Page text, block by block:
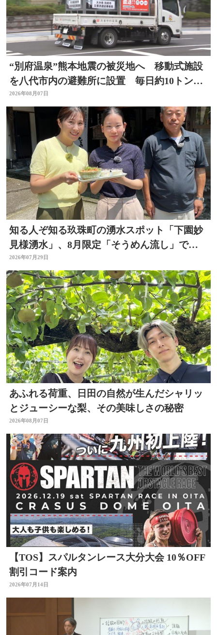
“別府温泉”熊本地震の被災地へ 移動式施設
を八代市内の避難所に設置 毎日約10トンの
温泉届ける 大分
2026年08月07日
知る人ぞ知る玖珠町の湧水スポット「下園妙
見様湧水」、8月限定「そうめん流し」で涼
を求めて
2026年07月29日
あふれる荷重、日田の自然が生んだシャリッ
とジューシーな梨、その美味しさの秘密
2026年08月07日
【TOS】スパルタンレース大分大会 10％OFF
割引コード案内
2026年07月14日